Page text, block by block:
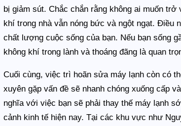
bị giảm sút. Chắc chắn rằng không ai muốn
khí trong nhà vẫn nóng bức và ngột ngạt. Điều
chất lượng cuộc sống của bạn. Nếu bạn sống
không khí trong lành và thoáng đãng là quan
Cuối cùng, việc trì hoãn sửa máy lạnh còn có
xuyên gặp vấn đề sẽ nhanh chóng xuống cấp
nghĩa với việc bạn sẽ phải thay thế máy lạnh
cảnh kinh tế hiện nay. Tại các khu vực như